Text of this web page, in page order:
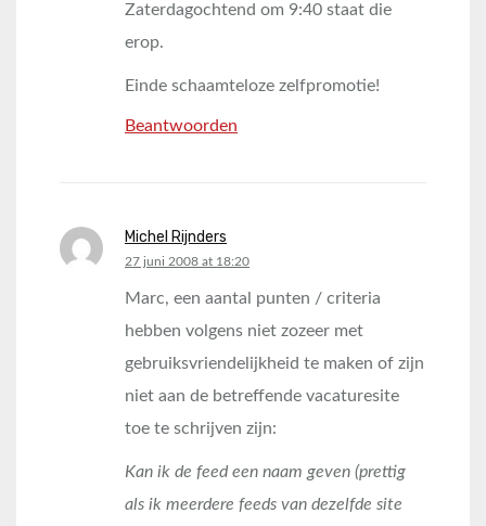
Zaterdagochtend om 9:40 staat die
erop.
Einde schaamteloze zelfpromotie!
Beantwoorden
Michel Rijnders
says:
27 juni 2008 at 18:20
Marc, een aantal punten / criteria
hebben volgens niet zozeer met
gebruiksvriendelijkheid te maken of zijn
niet aan de betreffende vacaturesite
toe te schrijven zijn:
Kan ik de feed een naam geven (prettig
als ik meerdere feeds van dezelfde site